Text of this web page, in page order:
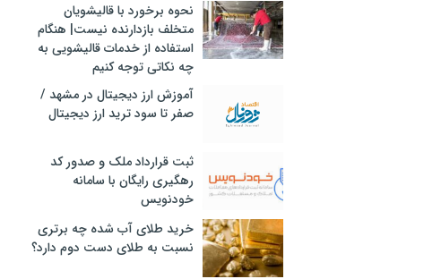
نحوه برخورد با قالیشویان
متخلف بازدارنده نیست| هنگام
استفاده از خدمات قالیشویی به
چه نکاتی توجه کنیم
آموزش ارز دیجیتال در مشهد /
صفر تا سود ترید ارز دیجیتال
ثبت قرارداد ملک و صدور کد
رهگیری رایگان با سامانه
خودنویس
خرید طلای آب شده چه برتری
نسبت به طلای دست دوم دارد؟